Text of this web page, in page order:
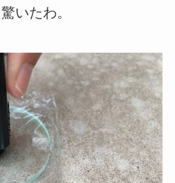
いたわ。